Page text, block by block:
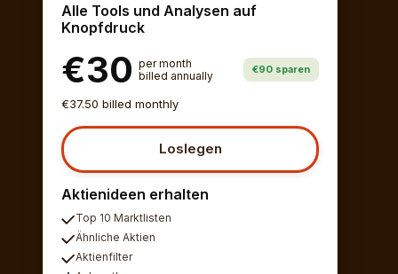
Alle Tools und Analysen auf
Knopfdruck
€30 per month
billed annually
€90 sparen
€37.50 billed monthly
Loslegen
Aktienideen erhalten
Top 10 Marktlisten
Ähnliche Aktien
Aktienfilter